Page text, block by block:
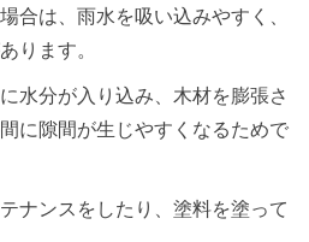
合は、雨水を吸い込みやすく、
ります。
水分が入り込み、木材を膨張さ
に隙間が生じやすくなるためで
ナンスをしたり、塗料を塗って